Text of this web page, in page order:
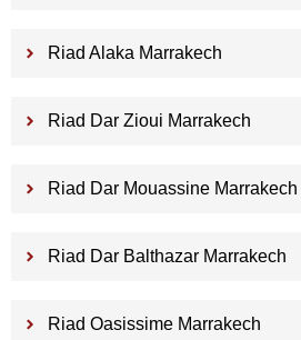
Riad Alaka Marrakech
Riad Dar Zioui Marrakech
Riad Dar Mouassine Marrakech
Riad Dar Balthazar Marrakech
Riad Oasissime Marrakech